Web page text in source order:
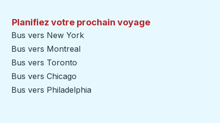
Planifiez votre prochain voyage
Bus vers New York
Bus vers Montreal
Bus vers Toronto
Bus vers Chicago
Bus vers Philadelphia